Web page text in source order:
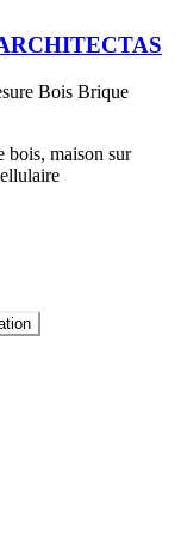
Bois Brique
bois, maison sur